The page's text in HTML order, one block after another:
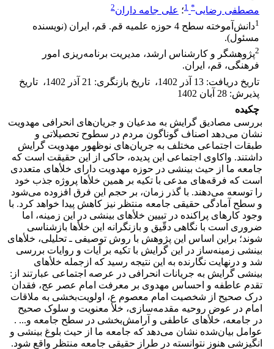
مصطفی رضایی*
1؛ علی جامه داران2
1
دانش‌‌آموخته سطح 4 حوزه علمیه قم. قم، ایران (نویسنده
مسئول).
2پژوهشگر و کارشناس ارشد، مدیریت برنامه‌ریزی امور
فرهنگی، قم، ایران.
تاریخ دریافت: 13 آذر 1402 ، تاریخ بازنگری: 21 آذر 1402 ، تاریخ
پذیرش: 28 آبان 1402
چکیده
بررسی مصادیق گرایش به مدعیان و جریان‌های انحرافی مهدویت
نشان می‌‌دهد اصناف گوناگون مردم در سطوح تحصیلاتی و
طبقات اجتماعی مختلف به جریان‌‌های نوظهور مهدویت گرایش
داشتند. واکاوی اجتماعی این پدیده، حاکی از این حقیقت است که
جامعه ما از حیث بینشی در حوزه مهدویت دارای خلأهای متعددی
است که فرقه‌‌های مدعی با تکیه بر همین خلأها پروژه جذب خود
را توسعه می‌‌دهند. با گذر زمان، بر حجم این فرق افزوده می‌‌شود
و سطح آمادگی حقیقی جامعه منتظر نیز کاهش پیدا خواهد کرد. با
وجود کارهای پراکنده در تبیین خلأهای بینشی در این زمینه، اما
ضروری است با نگاهی دقّیق و بازنگرانه این خلأها بازشناسی
شوند؛ براین اساس این پژوهش با روش توصیفی ـ تحلیلی، خلأهای
بینشی زمینه‌‌ساز در این گرایش با تکیه بر آیات و روایات بررسی
شد و درنهایت نگارنده به این نتیجه رسید که ازجمله خلأهای
بینشی گرایش به جریانات انحرافی در عرصه اجتماعی عبارتند از:
تقدم عاطفه و احساس مهدوی بر معرفت امام عصر عج، فقدان
درک صحیح از شخصیت امام معصوم ع، اولویت‌‌بخشی به ملاقات
امام در عوض روحیه مقدمه‌‌سازی، خلأ معنویت و سلوک صحیح
در جامعه، خلأهای عاطفی و آرامش‌‌بخشی در سطح جامعه و... .
عوامل بیان‌شده نشان می‌‌دهد که جامعه ما از حیث بلوغ بینشی و
انگیزشی هنوز نتوانسته در طراز حقیقی جامعه منتظر واقع شود.